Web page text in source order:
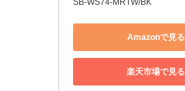
SB-WS74-MRTW/BK
Amazonで見る
楽天市場で見る